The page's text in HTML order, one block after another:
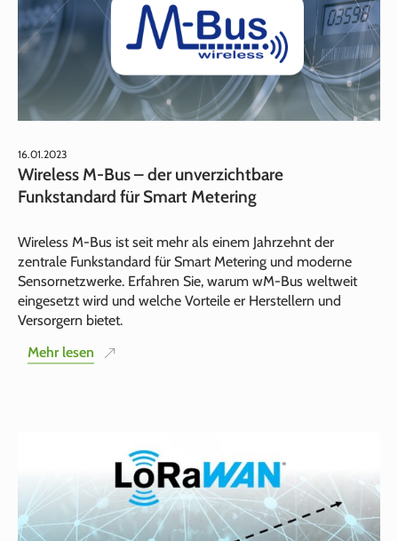
16.01.2023
Wireless M-Bus – der unverzichtbare
Funkstandard für Smart Metering
Wireless M‑Bus ist seit mehr als einem Jahrzehnt der
zentrale Funkstandard für Smart Metering und moderne
Sensornetzwerke. Erfahren Sie, warum wM‑Bus weltweit
eingesetzt wird und welche Vorteile er Herstellern und
Versorgern bietet.
Mehr lesen